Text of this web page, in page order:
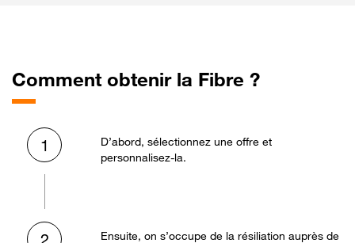
Comment obtenir la Fibre ?
1
D’abord, sélectionnez une offre et
personnalisez-la.
Ensuite, on s’occupe de la résiliation auprès de